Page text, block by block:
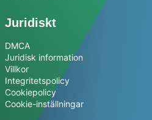
Juridiskt
DMCA
Juridisk information
Villkor
Integritetspolicy
Cookiepolicy
Cookie-inställningar